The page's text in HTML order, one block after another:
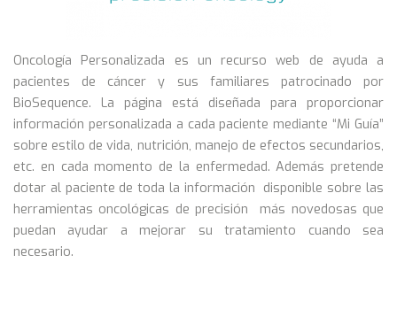
Oncología Personalizada es un recurso web de ayuda a
pacientes de cáncer y sus familiares patrocinado por
BioSequence. La página está diseñada para proporcionar
información personalizada a cada paciente mediante “Mi Guía”
sobre estilo de vida, nutrición, manejo de efectos secundarios,
etc. en cada momento de la enfermedad. Además pretende
dotar al paciente de toda la información disponible sobre las
herramientas oncológicas de precisión más novedosas que
puedan ayudar a mejorar su tratamiento cuando sea
necesario.